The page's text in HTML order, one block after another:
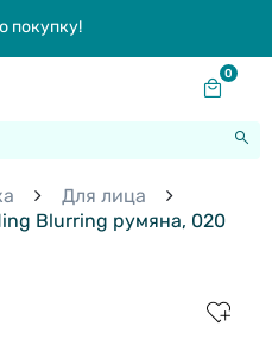
покупку!
0
Для лица
Blurring румяна, 020